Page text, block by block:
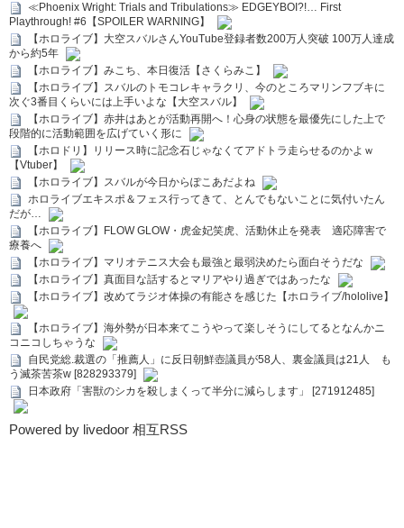
≪Phoenix Wright: Trials and Tribulations≫ EDGEYBOI?!… First
Playthrough! #6【SPOILER WARNING】
【ホロライブ】大空スバルさんYouTube登録者数200万人突破 100万人達成
から約5年
【ホロライブ】みこち、本日復活【さくらみこ】
【ホロライブ】スバルのトモコレキャラクリ、今のところマリンフブキに
次ぐ3番目くらいには上手いよな【大空スバル】
【ホロライブ】赤井はあとが活動再開へ！心身の状態を最優先にした上で
段階的に活動範囲を広げていく形に
【ホロドリ】リリース時に記念石じゃなくてアドトラ走らせるのかよｗ
【Vtuber】
【ホロライブ】スバルが今日からぽこあだよね
ホロライブエキスポ＆フェス行ってきて、とんでもないことに気付いたん
だが…
【ホロライブ】FLOW GLOW・虎金妃笑虎、活動休止を発表 適応障害で
療養へ
【ホロライブ】マリオテニス大会も最強と最弱決めたら面白そうだな
【ホロライブ】真面目な話するとマリアやり過ぎではあったな
【ホロライブ】改めてラジオ体操の有能さを感じた【ホロライブ/hololive】
【ホロライブ】海外勢が日本来てこうやって楽しそうにしてるとなんかニ
コニコしちゃうな
自民党総.裁選の「推薦人」に反日朝鮮壺議員が58人、裏金議員は21人 も
う滅茶苦茶w [828293379]
日本政府「害獣のシカを殺しまくって半分に減らします」 [271912485]
Powered by livedoor 相互RSS